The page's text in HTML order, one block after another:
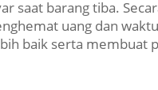
saat barang tiba.
uang dan
baik serta membuat